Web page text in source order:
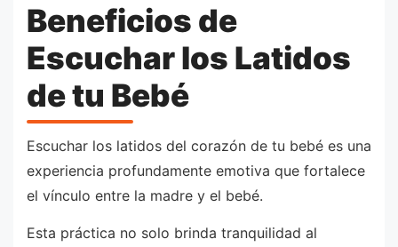
Beneficios de
Escuchar los Latidos
de tu Bebé
Escuchar los latidos del corazón de tu bebé es una
experiencia profundamente emotiva que fortalece
el vínculo entre la madre y el bebé.
Esta práctica no solo brinda tranquilidad al